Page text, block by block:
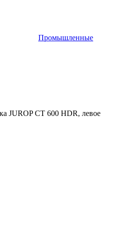
Промышленные
JUROP CT 600 HDR, левое